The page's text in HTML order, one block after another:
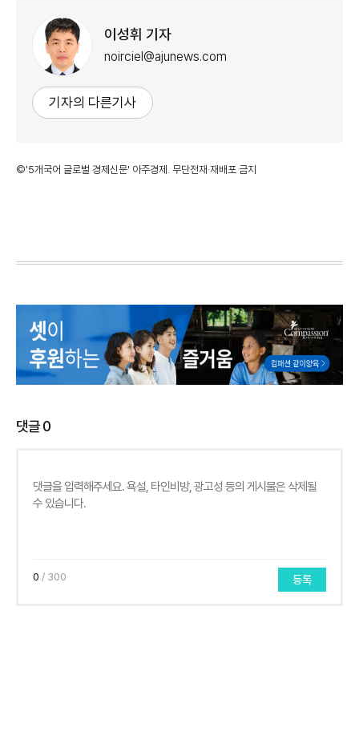
이성휘 기자
noirciel@ajunews.com
기자의 다른기사
©'5개국어 글로벌 경제신문' 아주경제. 무단전재·재배포 금지
댓글0
0 / 300 등록